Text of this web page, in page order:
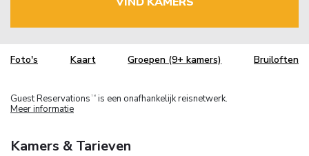
Foto's Kaart Groepen (9+ kamers) Bruiloften
Guest Reservations TM is een onafhankelijk reisnetwerk.
Meer informatie
Kamers & Tarieven